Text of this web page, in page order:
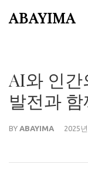
toABAYIMA
AI와 인간
발전과
BY ABAYIMA 2025